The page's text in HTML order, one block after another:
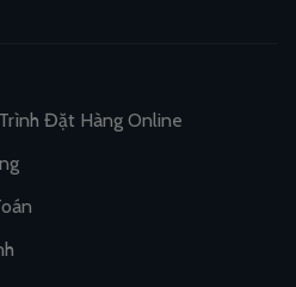
Đặt Hàng Online